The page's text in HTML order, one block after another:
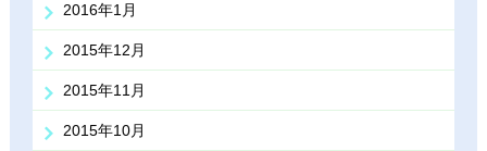
2016年1月
2015年12月
2015年11月
2015年10月